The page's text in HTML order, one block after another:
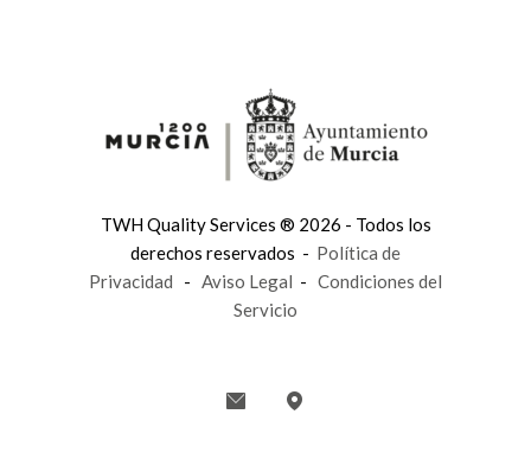
TWH Quality Services ® 2026 - Todos los
derechos reservados - Política de
Privacidad - Aviso Legal - Condiciones del
Servicio